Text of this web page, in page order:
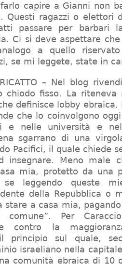
capire a Gianni non
Questi ragazzi o elettori
passare per barbari
Ci si deve aspettare
a quello
se mi leggete, state in
– Nel blog
chiodo fisso. La
definisce lobby ebraica.
che lo coinvolgono
e nelle università e
sgarrano di una
Pacifici, il quale chiede
insegnare. Meno male
mia, protetto da una
leggendo queste
della Repubblica o
stare a casa mia,
Per
contro la
principio sul quale,
israeliano nella
comunità ebraica di 10